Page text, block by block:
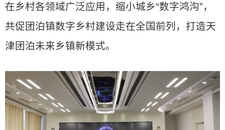
在乡村各领域广泛应用，缩小城乡“数字鸿沟”，
共促团泊镇数字乡村建设走在全国前列，打造天
津团泊未来乡镇新模式。